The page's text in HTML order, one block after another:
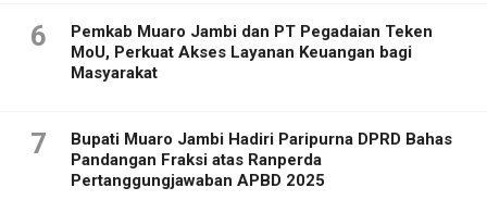
6
Pemkab Muaro Jambi dan PT Pegadaian Teken
MoU, Perkuat Akses Layanan Keuangan bagi
Masyarakat
7
Bupati Muaro Jambi Hadiri Paripurna DPRD Bahas
Pandangan Fraksi atas Ranperda
Pertanggungjawaban APBD 2025